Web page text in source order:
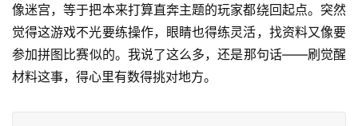
像迷宫，等于把本来打算直奔主题的玩家都绕回起点。突然
觉得这游戏不光要练操作，眼睛也得练灵活，找资料又像要
参加拼图比赛似的。我说了这么多，还是那句话——刷觉醒
材料这事，得心里有数得挑对地方。